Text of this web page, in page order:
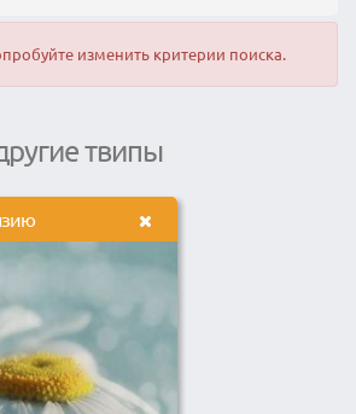
изменить критерии поиска.
твипы